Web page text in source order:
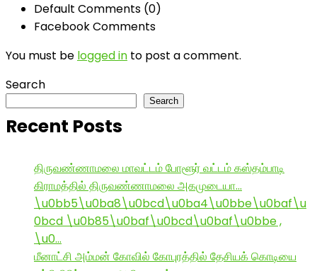
Default Comments (0)
Facebook Comments
You must be logged in to post a comment.
Search
Search
Recent Posts
திருவண்ணாமலை மாவட்டம் போளூர் வட்டம் கஸ்தம்பாடி
கிராமத்தில் திருவண்ணாமலை அகமுடையா…
\u0bb5\u0ba8\u0bcd\u0ba4\u0bbe\u0baf\u
0bcd \u0b85\u0baf\u0bcd\u0baf\u0bbe ,
\u0…
மீனாட்சி அம்மன் கோவில் கோபுரத்தில் தேசியக் கொடியை